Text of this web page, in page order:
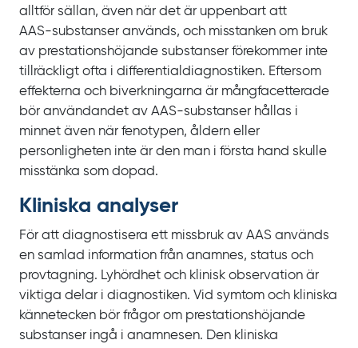
alltför sällan, även när det är uppenbart att
AAS‍-‍substanser används, och misstanken om bruk
av prestationshöjande substanser förekommer inte
tillräckligt ofta i differentialdiagnostiken. Eftersom
effekterna och biverkningarna är mångfacetterade
bör användandet av AAS‍-‍substanser hållas i
minnet även när fenotypen, åldern eller
personligheten inte är den man i första hand skulle
misstänka som dopad.
Kliniska analyser
För att diagnostisera ett missbruk av AAS används
en samlad information från anamnes, status och
provtagning. Lyhördhet och klinisk observation är
viktiga delar i diagnostiken. Vid symtom och kliniska
kännetecken bör frågor om prestationshöjande
substanser ingå i anamnesen. Den kliniska